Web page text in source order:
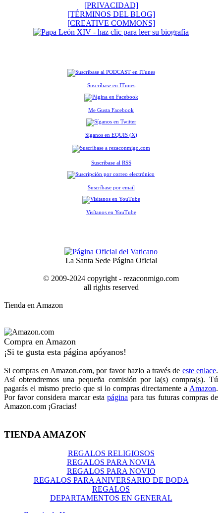
[PRIVACIDAD]
[TÉRMINOS DEL BLOG]
[CREATIVE COMMONS]
Suscríbase en ITunes
Me Gusta Facebook
Síganos en EQUIS (X)
Suscríbase al RSS
Suscríbase por email
Visítanos en YouTube
La Santa Sede Página Oficial
© 2009-2024 copyright - rezaconmigo.com
all rights reserved
Tienda en Amazon
Compra en Amazon
¡Si te gusta esta página apóyanos!
Si compras en Amazon.com, por favor hazlo a través de este enlace.
Así obtendremos una pequeña comisión por la(s) compra(s). Tú
pagarás el mismo precio que si lo compras directamente a Amazon.
Por favor considera marcar esta página para tus futuras compras de
Amazon.com ¡Gracias!
TIENDA AMAZON
REGALOS RELIGIOSOS
REGALOS PARA NOVIA
REGALOS PARA NOVIO
REGALOS PARA ANIVERSARIO DE BODA
REGALOS
DEPARTAMENTOS EN GENERAL